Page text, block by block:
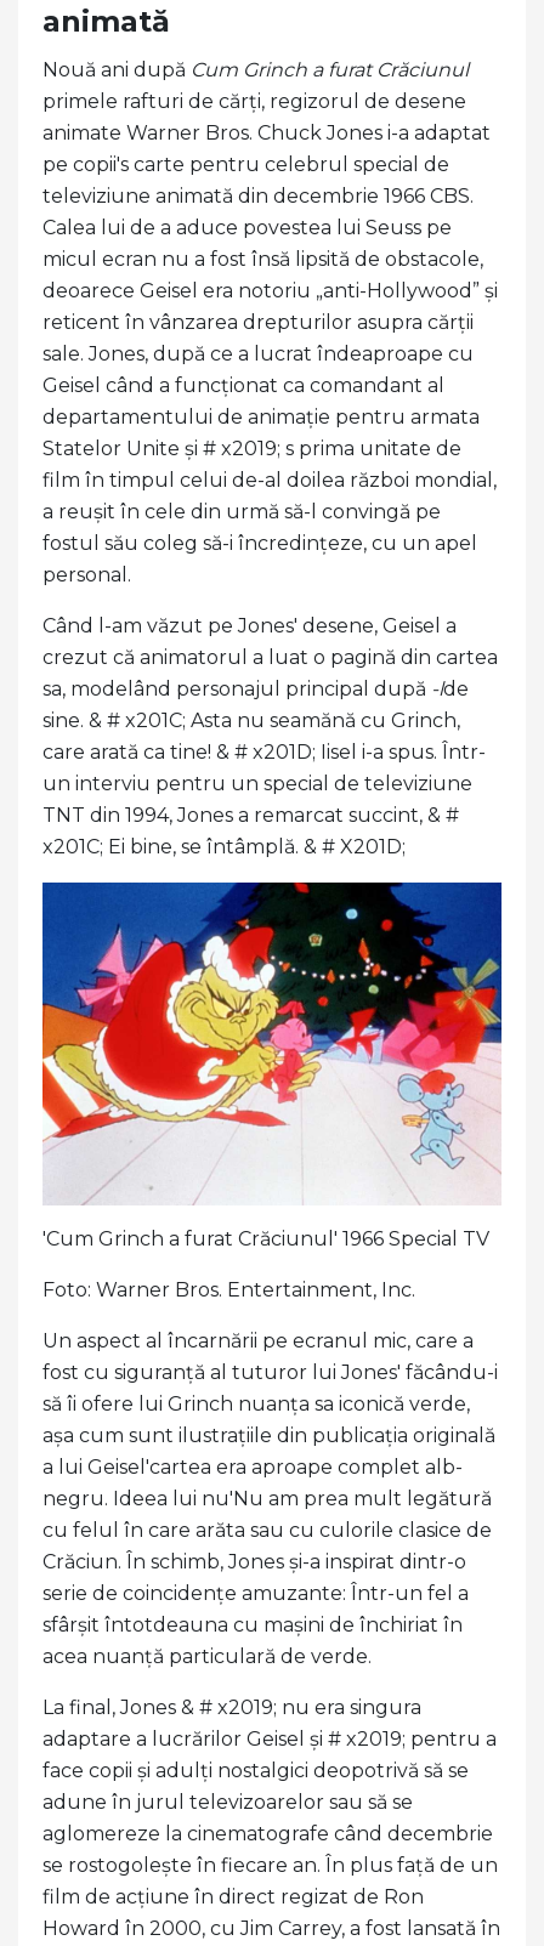
animată
Nouă ani după Cum Grinch a furat Crăciunul
primele rafturi de cărți, regizorul de desene
animate Warner Bros. Chuck Jones i-a adaptat
pe copii's carte pentru celebrul special de
televiziune animată din decembrie 1966 CBS.
Calea lui de a aduce povestea lui Seuss pe
micul ecran nu a fost însă lipsită de obstacole,
deoarece Geisel era notoriu „anti-Hollywood” și
reticent în vânzarea drepturilor asupra cărții
sale. Jones, după ce a lucrat îndeaproape cu
Geisel când a funcționat ca comandant al
departamentului de animație pentru armata
Statelor Unite și # x2019; s prima unitate de
film în timpul celui de-al doilea război mondial,
a reușit în cele din urmă să-l convingă pe
fostul său coleg să-i încredințeze, cu un apel
personal.
Când l-am văzut pe Jones' desene, Geisel a
crezut că animatorul a luat o pagină din cartea
sa, modelând personajul principal după -lde
sine. & # x201C; Asta nu seamănă cu Grinch,
care arată ca tine! & # x201D; Iisel i-a spus. Într-
un interviu pentru un special de televiziune
TNT din 1994, Jones a remarcat succint, & #
x201C; Ei bine, se întâmplă. & # X201D;
'Cum Grinch a furat Crăciunul' 1966 Special TV
Foto: Warner Bros. Entertainment, Inc.
Un aspect al încarnării pe ecranul mic, care a
fost cu siguranță al tuturor lui Jones' făcându-i
să îi ofere lui Grinch nuanța sa iconică verde,
așa cum sunt ilustrațiile din publicația originală
a lui Geisel'cartea era aproape complet alb-
negru. Ideea lui nu'Nu am prea mult legătură
cu felul în care arăta sau cu culorile clasice de
Crăciun. În schimb, Jones și-a inspirat dintr-o
serie de coincidențe amuzante: Într-un fel a
sfârșit întotdeauna cu mașini de închiriat în
acea nuanță particulară de verde.
La final, Jones & # x2019; nu era singura
adaptare a lucrărilor Geisel și # x2019; pentru a
face copii și adulți nostalgici deopotrivă să se
adune în jurul televizoarelor sau să se
aglomereze la cinematografe când decembrie
se rostogolește în fiecare an. În plus față de un
film de acțiune în direct regizat de Ron
Howard în 2000, cu Jim Carrey, a fost lansată în